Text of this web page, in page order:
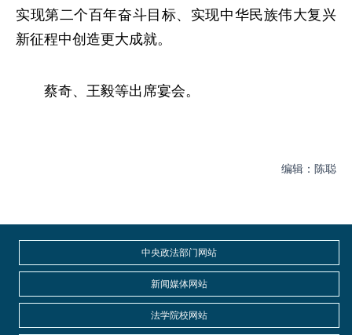
实现第二个百年奋斗目标、实现中华民族伟大复兴
新征程中创造更大成就。
蔡奇、王毅等出席宴会。
编辑：陈聪
中央政法部门网站
新闻媒体网站
法学院校网站